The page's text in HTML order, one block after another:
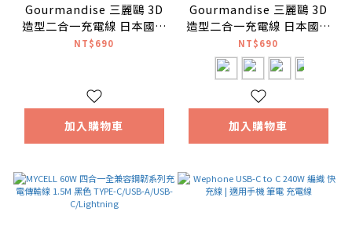
Gourmandise 三麗鷗 3D
造型二合一充電線 日本國內
版 Hello Kitty
NT$690
加入購物車
Gourmandise 三麗鷗 3D
造型二合一充電線 日本國內
版
NT$690
加入購物車